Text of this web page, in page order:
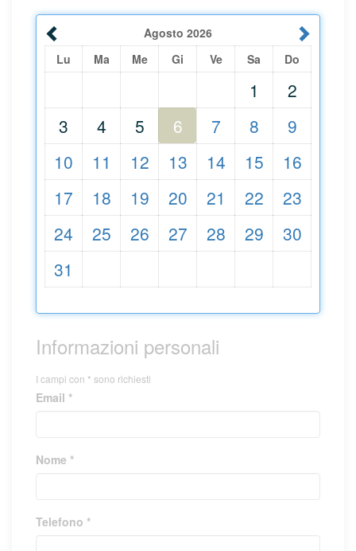
Agosto 2026
Lu
Ma Me Gi Ve Sa Do
1
2
3
4 5 6 7 8
9
10
11 12 13 14 15
16
17
18 19 20 21 22
23
24
25 26 27 28 29
30
31
Informazioni personali
I campi con * sono richiesti
Email *
Nome *
Telefono *